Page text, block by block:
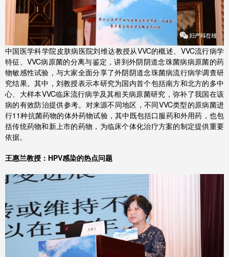
中国医学科学院皮肤病医院刘维达教授从VVC的概述、VVC流行病学
特征、VVC病原菌的分离与鉴定，讲到外阴阴道念珠菌病病原菌的药
物敏感性试验，与大家全面分享了外阴阴道念珠菌病流行病学调查研
究结果。其中，刘教授表示本研究为国内首个包括南方和北方的多中
心、大样本VVC临床流行病学及其相关病原菌研究，弥补了我国在该
病的有效防治提供参考。对来源不同地区，不同VVC类型的原病菌进
行11种抗菌药物的体外药物试验，其中既包括口服药和外用药，也包
括传统药物和新上市的药物，为临床个体化治疗方案的制定提供重要
依据。
王惠兰教授：HPV感染的热点问题